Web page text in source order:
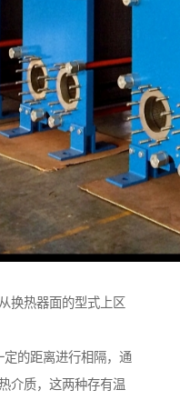
换热器面的型式上区
定的距离进行相隔，通
介质，这两种存有温